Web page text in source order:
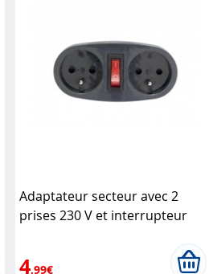
Adaptateur secteur avec 2
prises 230 V et interrupteur
4,99€